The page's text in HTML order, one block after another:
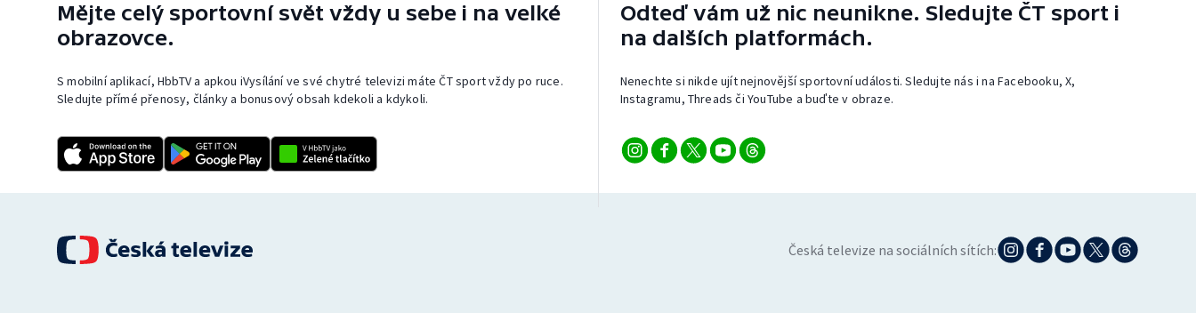
Mějte celý sportovní svět vždy u sebe i na velké
obrazovce.
S mobilní aplikací, HbbTV a apkou iVysílání ve své chytré televizi máte ČT sport vždy po ruce.
Sledujte přímé přenosy, články a bonusový obsah kdekoli a kdykoli.
Odteď vám už nic neunikne. Sledujte ČT sport i
na dalších platformách.
Nenechte si nikde ujít nejnovější sportovní události. Sledujte nás i na Facebooku, X,
Instagramu, Threads či YouTube a buďte v obraze.
Česká televize na sociálních sítích: